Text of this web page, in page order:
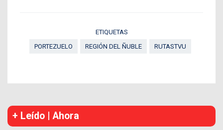
ETIQUETAS
PORTEZUELO
REGIÓN DEL ÑUBLE RUTASTVU
+ Leído | Ahora